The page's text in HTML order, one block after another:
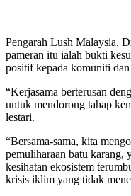
Pengarah Lush Malaysia,
pameran itu ialah bukti
positif kepada komuniti dan
“Kerjasama berterusan
untuk mendorong tahap
lestari.
“Bersama-sama, kita
pemuliharaan batu karang,
kesihatan ekosistem
krisis iklim yang tidak